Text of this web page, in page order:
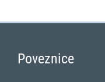
Poveznice